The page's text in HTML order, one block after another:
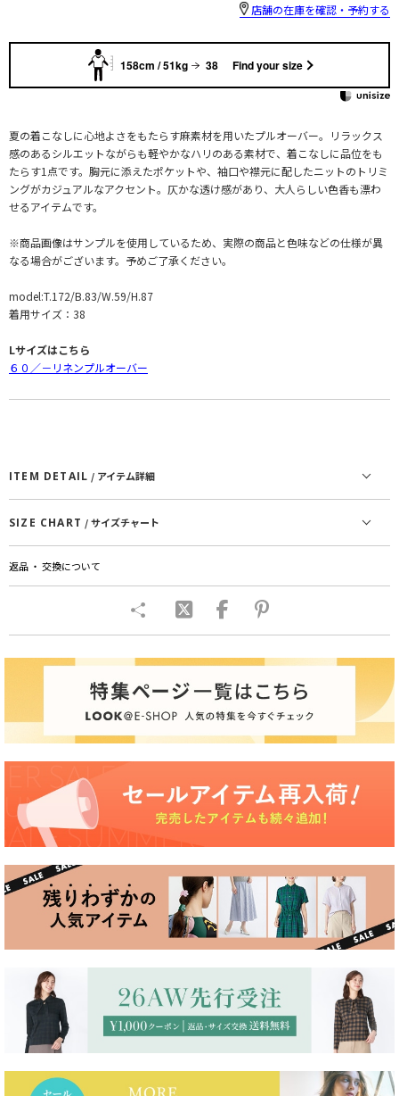
店舗の在庫を確認・予約する
158cm / 51kg 38 Find your size
夏の着こなしに心地よさをもたらす麻素材を用いたプルオーバー。リラックス
感のあるシルエットながらも軽やかなハリのある素材で、着こなしに品位をも
たらす1点です。胸元に添えたポケットや、袖口や襟元に配したニットのトリミ
ングがカジュアルなアクセント。仄かな透け感があり、大人らしい色香も漂わ
せるアイテムです。
※商品画像はサンプルを使用しているため、実際の商品と色味などの仕様が異
なる場合がございます。予めご了承ください。
model:T.172/B.83/W.59/H.87
着用サイズ：38
Lサイズはこちら
６０／－リネンプルオーバー
ITEM DETAIL / アイテム詳細
SIZE CHART / サイズチャート
返品 ・ 交換について